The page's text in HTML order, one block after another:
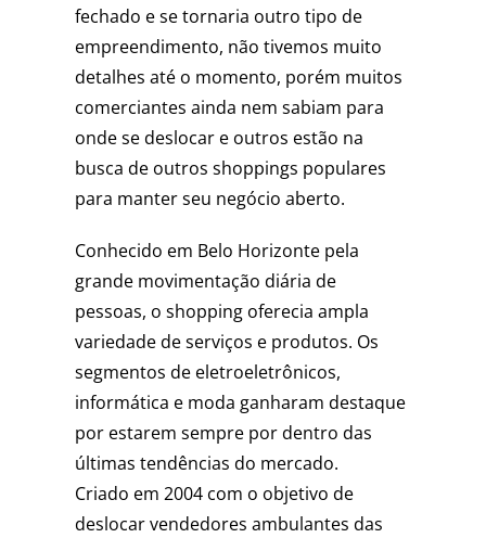
fechado e se tornaria outro tipo de
empreendimento, não tivemos muito
detalhes até o momento, porém muitos
comerciantes ainda nem sabiam para
onde se deslocar e outros estão na
busca de outros shoppings populares
para manter seu negócio aberto.
Conhecido em Belo Horizonte pela
grande movimentação diária de
pessoas, o shopping oferecia ampla
variedade de serviços e produtos. Os
segmentos de eletroeletrônicos,
informática e moda ganharam destaque
por estarem sempre por dentro das
últimas tendências do mercado.
Criado em 2004 com o objetivo de
deslocar vendedores ambulantes das